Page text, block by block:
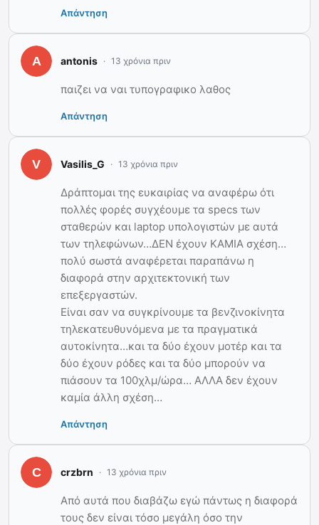
Απάντηση
antonis 13 χρόνια πριν
παιζει να ναι τυπογραφικο λαθος
Απάντηση
Vasilis_G 13 χρόνια πριν
Δράπτομαι της ευκαιρίας να αναφέρω ότι
πολλές φορές συγχέουμε τα specs των
σταθερών και laptop υπολογιστών με αυτά
των τηλεφώνων…ΔΕΝ έχουν ΚΑΜΙΑ σχέση…
πολύ σωστά αναφέρεται παραπάνω η
διαφορά στην αρχιτεκτονική των
επεξεργαστών.
Είναι σαν να συγκρίνουμε τα βενζινοκίνητα
τηλεκατευθυνόμενα με τα πραγματικά
αυτοκίνητα…και τα δύο έχουν μοτέρ και τα
δύο έχουν ρόδες και τα δύο μπορούν να
πιάσουν τα 100χλμ/ώρα… ΑΛΛΑ δεν έχουν
καμία άλλη σχέση…
Απάντηση
crzbrn 13 χρόνια πριν
Από αυτά που διαβάζω εγώ πάντως η διαφορά
τους δεν είναι τόσο μεγάλη όσο την